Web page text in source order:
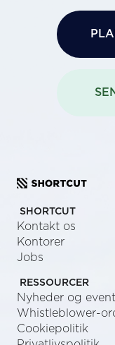
SHORTCUT
Kontakt os
Kontorer
Jobs
RESSOURCER
Nyheder og
Whistleblower-
Cookiepolitik